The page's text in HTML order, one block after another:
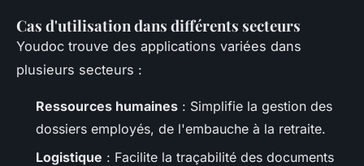
Cas d'utilisation dans différents secteurs
Youdoc trouve des applications variées dans
plusieurs secteurs :
Ressources humaines : Simplifie la gestion des
dossiers employés, de l'embauche à la retraite.
Logistique : Facilite la traçabilité des documents